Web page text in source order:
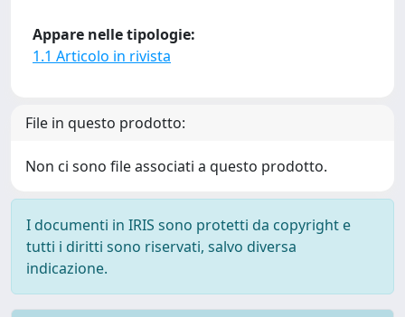
Appare nelle tipologie:
1.1 Articolo in rivista
File in questo prodotto:
Non ci sono file associati a questo prodotto.
I documenti in IRIS sono protetti da copyright e
tutti i diritti sono riservati, salvo diversa
indicazione.